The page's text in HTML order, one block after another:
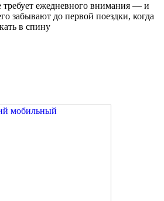
ежедневного внимания — и
забывают до первой поездки, когда
в спину